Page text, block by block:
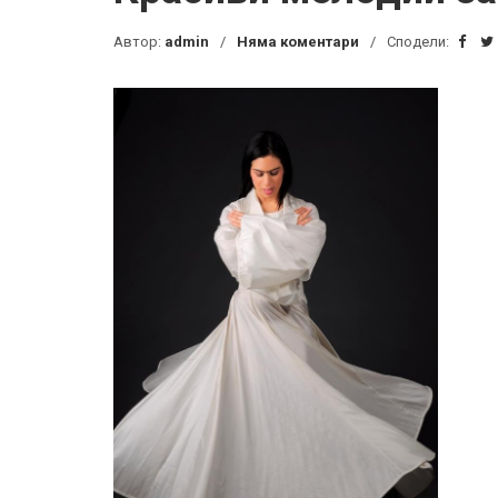
Автор: admin Няма коментари Сподели: